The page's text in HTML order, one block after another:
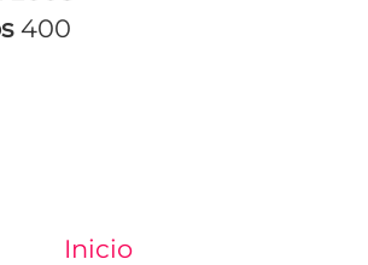
400
Inicio